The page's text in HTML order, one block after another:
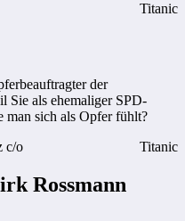
Titanic
der
Sie als ehemaliger SPD-
man sich als Opfer fühlt?
c/o
Titanic
Rossmann